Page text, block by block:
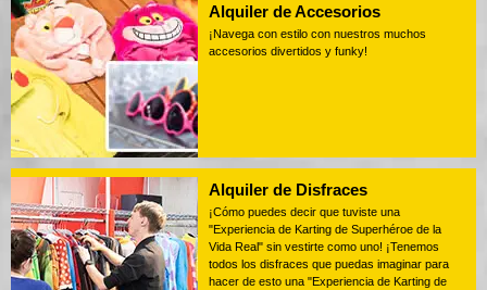
Alquiler de Accesorios
¡Navega con estilo con nuestros muchos
accesorios divertidos y funky!
Alquiler de Disfraces
¡Cómo puedes decir que tuviste una
"Experiencia de Karting de Superhéroe de la
Vida Real" sin vestirte como uno! ¡Tenemos
todos los disfraces que puedas imaginar para
hacer de esto una "Experiencia de Karting de